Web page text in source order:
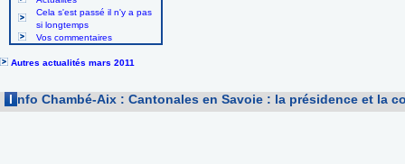
Cela s'est passé il n'y a pas
si longtemps
Vos commentaires
Autres actualités mars 2011
I nfo Chambé-Aix : Cantonales en Savoie : la présidence et la